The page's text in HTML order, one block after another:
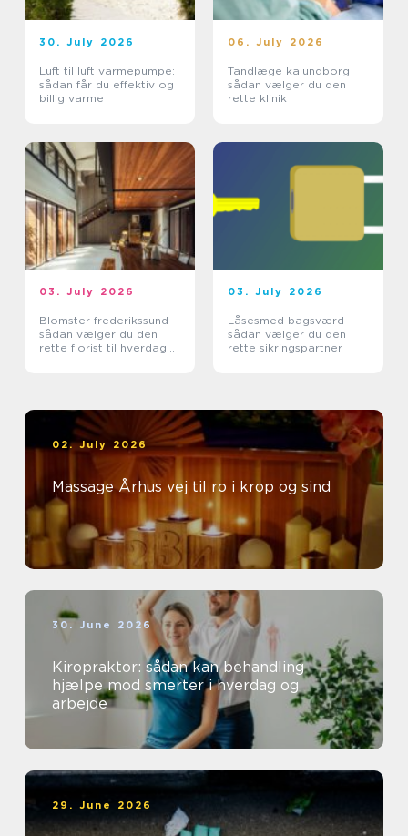
30. July 2026
Luft til luft varmepumpe:
sådan får du effektiv og
billig varme
06. July 2026
Tandlæge kalundborg
sådan vælger du den
rette klinik
03. July 2026
Blomster frederikssund
sådan vælger du den
rette florist til hverdag
03. July 2026
Låsesmed bagsværd
sådan vælger du den
rette sikringspartner
02. July 2026
Massage Århus vej til ro i krop og sind
30. June 2026
Kiropraktor: sådan kan behandling
hjælpe mod smerter i hverdag og
arbejde
29. June 2026